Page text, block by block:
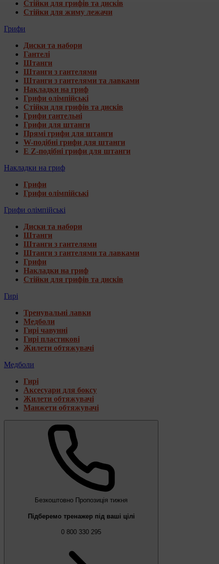
Стійки для грифів та дисків
Стійки для жиму лежачи
Грифи
Диски та набори
Гантелі
Штанги
Штанги з гантелями
Штанги з гантелями та лавками
Накладки на гриф
Грифи олімпійські
Стійки для грифів та дисків
Грифи гантельні
Грифи для штанги
Прямі грифи для штанги
W-подібні грифи для штанги
E Z-подібні грифи для штанги
Накладки на гриф
Грифи
Грифи олімпійські
Грифи олімпійські
Диски та набори
Штанги
Штанги з гантелями
Штанги з гантелями та лавками
Грифи
Накладки на гриф
Стійки для грифів та дисків
Гирі
Тренувальні лавки
Медболи
Гирі чавунні
Гирі пластикові
Жилети обтяжувачі
Медболи
Гирі
Аксесуари для боксу
Жилети обтяжувачі
Манжети обтяжувачі
Безкоштовно Пропозиція тижня
Підберемо тренажер під ваші цілі
0 800 330 295